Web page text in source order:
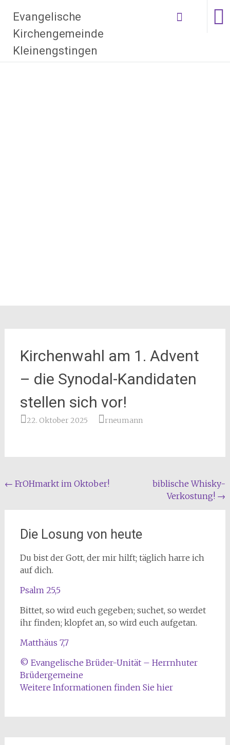
Evangelische
Kirchengemeinde
Kleinengstingen
Zum Inhalt
springen
Kirchenwahl am 1. Advent
– die Synodal-Kandidaten
stellen sich vor!
22. Oktober 2025 rneumann
Beitragsnavigation
← FrOHmarkt im Oktober!
biblische Whisky-
Verkostung! →
Die Losung von heute
Du bist der Gott, der mir hilft; täglich harre ich
auf dich.
Psalm 25,5
Bittet, so wird euch gegeben; suchet, so werdet
ihr finden; klopfet an, so wird euch aufgetan.
Matthäus 7,7
© Evangelische Brüder-Unität – Herrnhuter
Brüdergemeine
Weitere Informationen finden Sie hier